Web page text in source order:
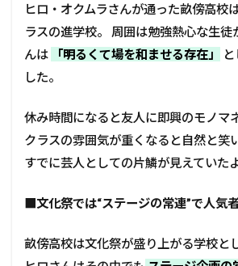
ヒロ・オクムラさんが通った畝傍高校
ラスの進学校。 周囲は勉強熱心な生徒
んは
「明るくて場を和ませる存在」
した。
休み時間になると友人に即興のモノマ
クラスの雰囲気が重くなると自然と笑
すでに芸人としての片鱗が見えていたよ
■文化祭では“ステージの常連”で人気
畝傍高校は文化祭が盛り上がる学校と